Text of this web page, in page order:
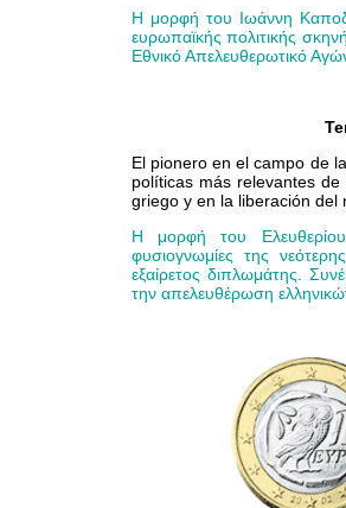
Η μορφή του Ιωάννη
ευρωπαϊκής πολιτικής
Εθνικό Απελευθερωτικό
El pionero en el campo de
políticas más relevantes
griego y en la liberación del
Η μορφή του Ελευθερίου
φυσιογνωμίες της
εξαίρετος διπλωμάτης.
την απελευθέρωση